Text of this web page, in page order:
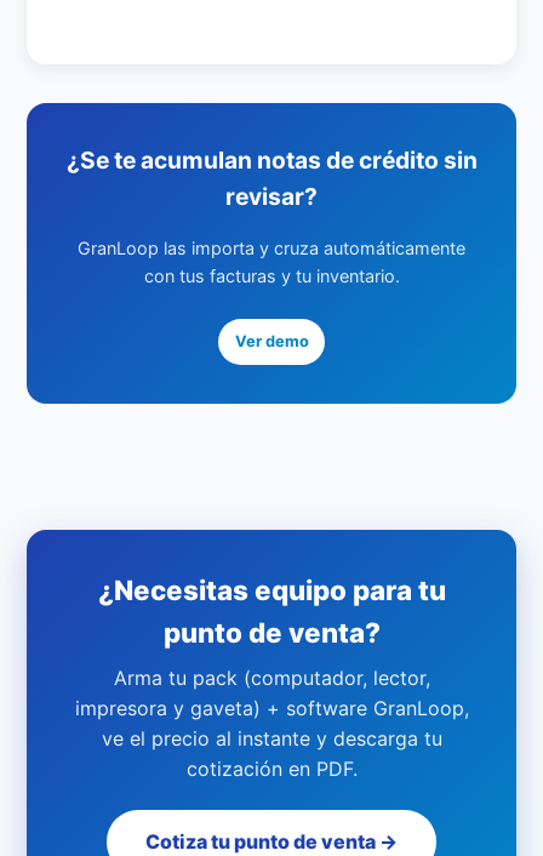
¿Se te acumulan notas de crédito sin
revisar?
GranLoop las importa y cruza automáticamente
con tus facturas y tu inventario.
Ver demo
¿Necesitas equipo para tu
punto de venta?
Arma tu pack (computador, lector,
impresora y gaveta) + software GranLoop,
ve el precio al instante y descarga tu
cotización en PDF.
Cotiza tu punto de venta →